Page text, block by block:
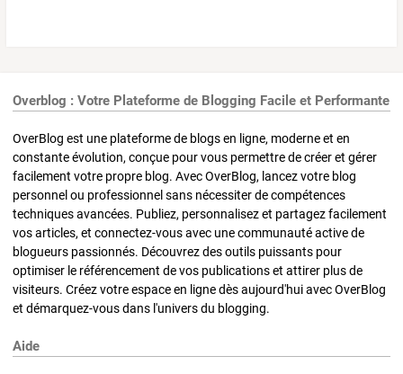
Overblog : Votre Plateforme de Blogging Facile et Performante
OverBlog est une plateforme de blogs en ligne, moderne et en
constante évolution, conçue pour vous permettre de créer et gérer
facilement votre propre blog. Avec OverBlog, lancez votre blog
personnel ou professionnel sans nécessiter de compétences
techniques avancées. Publiez, personnalisez et partagez facilement
vos articles, et connectez-vous avec une communauté active de
blogueurs passionnés. Découvrez des outils puissants pour
optimiser le référencement de vos publications et attirer plus de
visiteurs. Créez votre espace en ligne dès aujourd'hui avec OverBlog
et démarquez-vous dans l'univers du blogging.
Aide